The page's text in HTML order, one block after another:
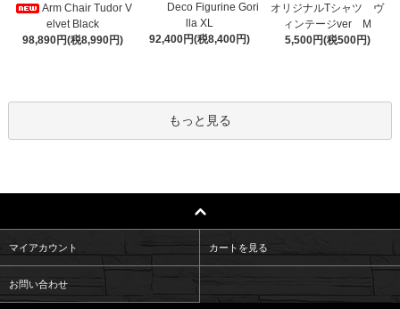
Arm Chair Tudor V
elvet Black
98,890円(税8,990円)
Deco Figurine Gori
lla XL
92,400円(税8,400円)
オリジナルTシャツ ヴ
ィンテージver M
5,500円(税500円)
もっと見る
マイアカウント カートを見る
お問い合わせ